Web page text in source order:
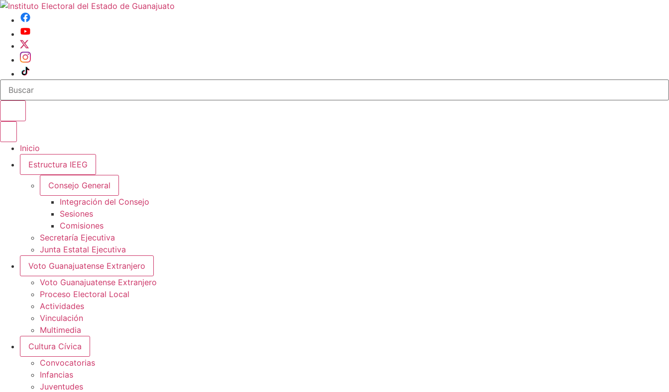
Buscar en el sitio
Inicio
Estructura IEEG
Consejo General
Integración del Consejo
Sesiones
Comisiones
Secretaría Ejecutiva
Junta Estatal Ejecutiva
Voto Guanajuatense Extranjero
Voto Guanajuatense Extranjero
Proceso Electoral Local
Actividades
Vinculación
Multimedia
Cultura Cívica
Convocatorias
Infancias
Juventudes